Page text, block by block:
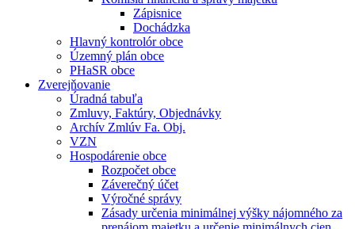
Zápisnice
Dochádzka
Hlavný kontrolór obce
Územný plán obce
PHaSR obce
Zverejňovanie
Úradná tabuľa
Zmluvy, Faktúry, Objednávky
Archív Zmlúv Fa. Obj.
VZN
Hospodárenie obce
Rozpočet obce
Záverečný účet
Výročné správy
Zásady určenia minimálnej výšky nájomného za